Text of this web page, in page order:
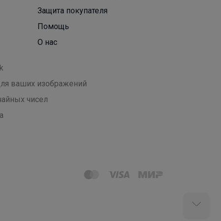
Защита покупателя
Помощь
О нас
ваших изображений
чисел